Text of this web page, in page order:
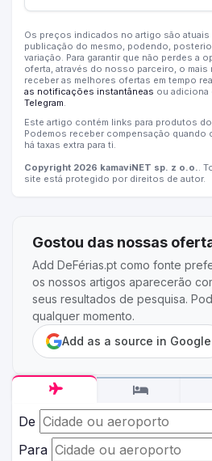
De
Para
Os preços indicados no artigo são atuais
publicação do mesmo, podendo,
variação. Para garantir que não perdes a
oferta, através do nosso parceiro, o mais
receber as melhores ofertas em tempo
as notificações instantâneas ou adiciona
Telegram.
Este artigo contém links para produtos
Podemos receber compensação quando
há taxas extra para ti.
Copyright 2026 kamaviNET sp. z o.o..
site está protegido por direitos de autor.
Gostou das nossas
Add DeFérias.pt como fonte
os nossos artigos aparecerão
seus resultados de pesquisa.
qualquer momento.
Add as a source in Google